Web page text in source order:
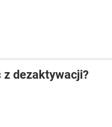
z dezaktywacji?